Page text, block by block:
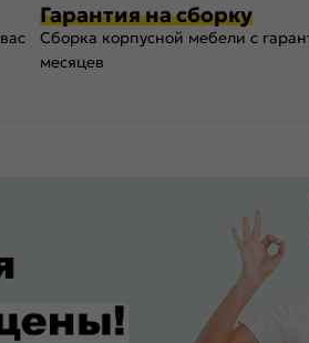
Гарантия на сборку
Сборка корпусной мебели с
месяцев